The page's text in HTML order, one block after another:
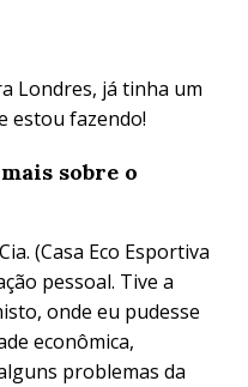
Londres, já tinha um
estou fazendo!
sobre o
(Casa Eco Esportiva
pessoal. Tive a
onde eu pudesse
econômica,
problemas da